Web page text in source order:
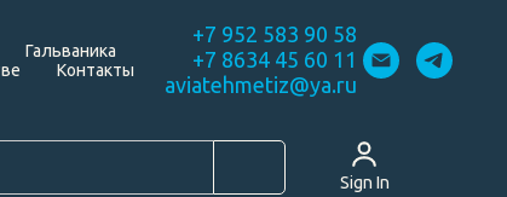
Гальваника
Контакты
+7 952 583 90 58
+7 8634 45 60 11
aviatehmetiz@ya.ru
Sign In